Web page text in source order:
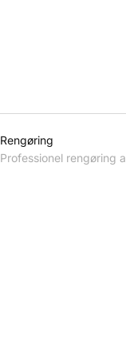
Rengøring
Professionel rengøring